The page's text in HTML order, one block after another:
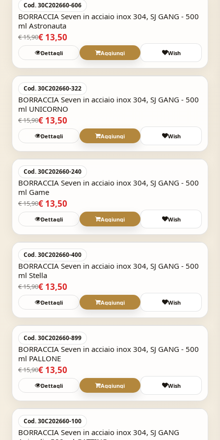
Cod. 30C202660-606
BORRACCIA Seven in acciaio inox 304, SJ GANG - 500
ml Astronauta
€ 15,90€ 13,50
Dettagli Aggiungi Wish
Acquisto Veloce
Cod. 30C202660-322
BORRACCIA Seven in acciaio inox 304, SJ GANG - 500
ml UNICORNO
€ 15,90€ 13,50
Dettagli Aggiungi Wish
Acquisto Veloce
Cod. 30C202660-240
BORRACCIA Seven in acciaio inox 304, SJ GANG - 500
ml Game
€ 15,90€ 13,50
Dettagli Aggiungi Wish
Acquisto Veloce
Cod. 30C202660-400
BORRACCIA Seven in acciaio inox 304, SJ GANG - 500
ml Stella
€ 15,90€ 13,50
Dettagli Aggiungi Wish
Acquisto Veloce
Cod. 30C202660-899
BORRACCIA Seven in acciaio inox 304, SJ GANG - 500
ml PALLONE
€ 15,90€ 13,50
Dettagli Aggiungi Wish
Acquisto Veloce
Cod. 30C202660-100
BORRACCIA Seven in acciaio inox 304, SJ GANG